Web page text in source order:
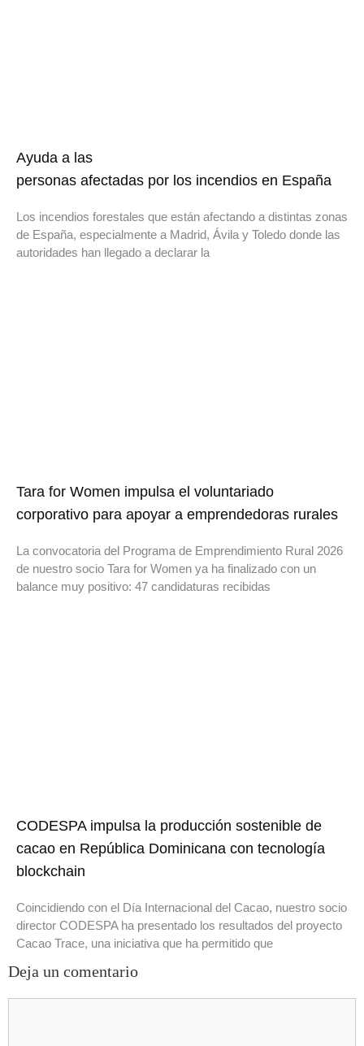
Ayuda a las
personas afectadas por los incendios en España
Los incendios forestales que están afectando a distintas zonas
de España, especialmente a Madrid, Ávila y Toledo donde las
autoridades han llegado a declarar la
Tara for Women impulsa el voluntariado
corporativo para apoyar a emprendedoras rurales
La convocatoria del Programa de Emprendimiento Rural 2026
de nuestro socio Tara for Women ya ha finalizado con un
balance muy positivo: 47 candidaturas recibidas
CODESPA impulsa la producción sostenible de
cacao en República Dominicana con tecnología
blockchain
Coincidiendo con el Día Internacional del Cacao, nuestro socio
director CODESPA ha presentado los resultados del proyecto
Cacao Trace, una iniciativa que ha permitido que
Deja un comentario